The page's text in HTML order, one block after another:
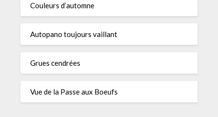
Couleurs d’automne
Autopano toujours vaillant
Grues cendrées
Vue de la Passe aux Boeufs